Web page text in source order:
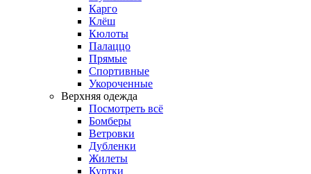
Карго
Клёш
Кюлоты
Палаццо
Прямые
Спортивные
Укороченные
Верхняя одежда
Посмотреть всё
Бомберы
Ветровки
Дубленки
Жилеты
Куртки